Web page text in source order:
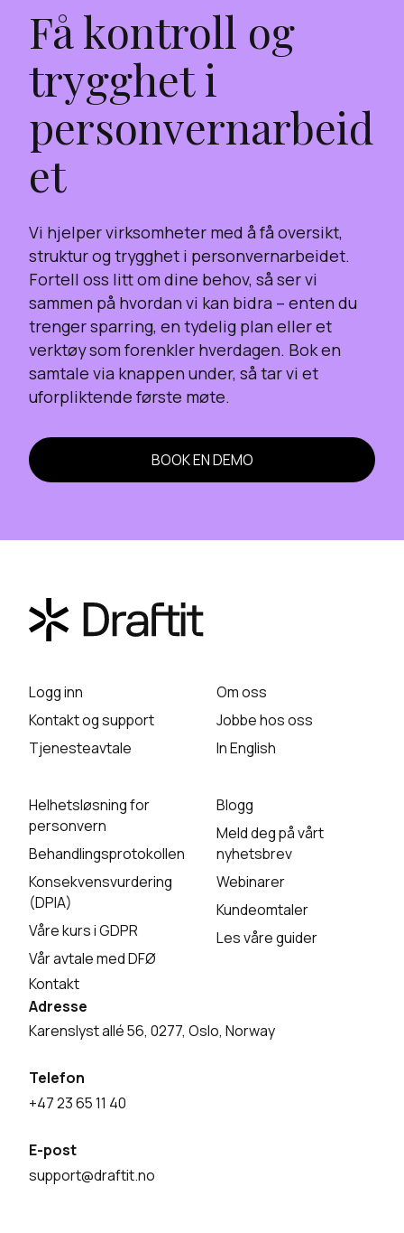
Få kontroll og
trygghet i
personvernarbeid
et
Vi hjelper virksomheter med å få oversikt,
struktur og trygghet i personvernarbeidet.
Fortell oss litt om dine behov, så ser vi
sammen på hvordan vi kan bidra – enten du
trenger sparring, en tydelig plan eller et
verktøy som forenkler hverdagen. Bok en
samtale via knappen under, så tar vi et
uforpliktende første møte.
BOOK EN DEMO
Logg inn
Kontakt og support
Tjenesteavtale
Om oss
Jobbe hos oss
In English
Helhetsløsning for
personvern
Behandlingsprotokollen
Konsekvensvurdering
(DPIA)
Våre kurs i GDPR
Vår avtale med DFØ
Blogg
Meld deg på vårt
nyhetsbrev
Webinarer
Kundeomtaler
Les våre guider
Kontakt
Adresse
Karenslyst allé 56, 0277, Oslo, Norway
Telefon
+47 23 65 11 40
E-post
support@draftit.no